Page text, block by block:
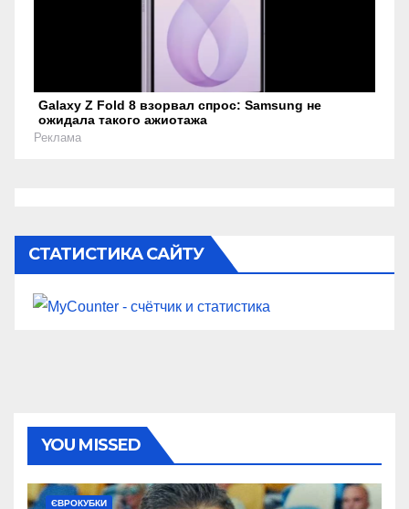
Galaxy Z Fold 8 взорвал спрос: Samsung не
ожидала такого ажиотажа
Реклама
СТАТИСТИКА САЙТУ
YOU MISSED
ЄВРОКУБКИ